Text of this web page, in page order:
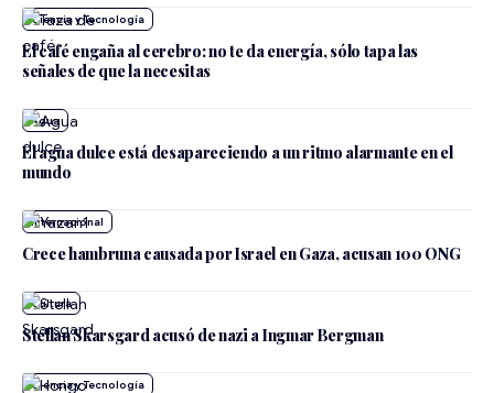
Ciencia y Tecnología
El café engaña al cerebro: no te da energía, sólo tapa las
señales de que la necesitas
Agua
El agua dulce está desapareciendo a un ritmo alarmante en el
mundo
Internacional
Crece hambruna causada por Israel en Gaza, acusan 100 ONG
Cultura
Stellan Skarsgard acusó de nazi a Ingmar Bergman
Ciencia y Tecnología